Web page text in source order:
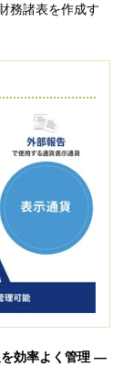
務諸表を作成す
効率よく管理 ―